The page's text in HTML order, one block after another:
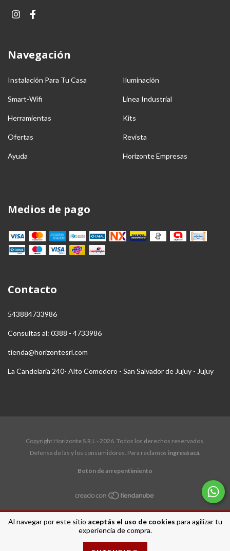
Al navegar por este sitio aceptás el uso de cookies para agilizar tu
experiencia de compra.
Navegación
Instalación Para Tu Casa Iluminación
Smart-Wifi Linea Industrial
Herramientas Kits
Ofertas Revista
Ayuda Horizonte Empresas
Medios de pago
Contacto
543884733986
Consultas al: 0388 - 4733986
tienda@horizontesrl.com
La Candelaria 240- Alto Comedero - San Salvador de Jujuy - Jujuy
Copyright Horizonte S.R.L - 2026. Todos los derechos reservados.
Defensa de las y los consumidores. Para reclamos ingresá acá.
Botón de arrepentimiento